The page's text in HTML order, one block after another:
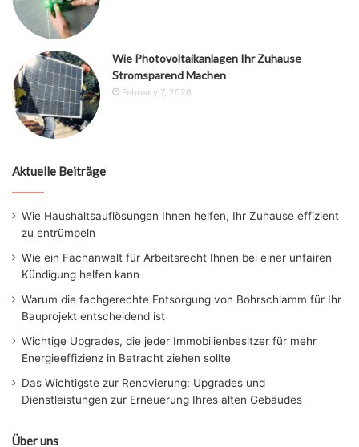
Wie Photovoltaikanlagen Ihr Zuhause
Stromsparend Machen
February 7, 2026
Aktuelle Beiträge
Wie Haushaltsauflösungen Ihnen helfen, Ihr Zuhause effizient
zu entrümpeln
Wie ein Fachanwalt für Arbeitsrecht Ihnen bei einer unfairen
Kündigung helfen kann
Warum die fachgerechte Entsorgung von Bohrschlamm für Ihr
Bauprojekt entscheidend ist
Wichtige Upgrades, die jeder Immobilienbesitzer für mehr
Energieeffizienz in Betracht ziehen sollte
Das Wichtigste zur Renovierung: Upgrades und
Dienstleistungen zur Erneuerung Ihres alten Gebäudes
Über uns